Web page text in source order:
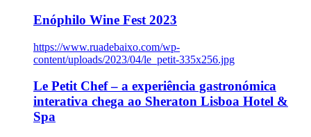
Enóphilo Wine Fest 2023
https://www.ruadebaixo.com/wp-
content/uploads/2023/04/le_petit-335x256.jpg
Le Petit Chef – a experiência gastronómica
interativa chega ao Sheraton Lisboa Hotel &
Spa